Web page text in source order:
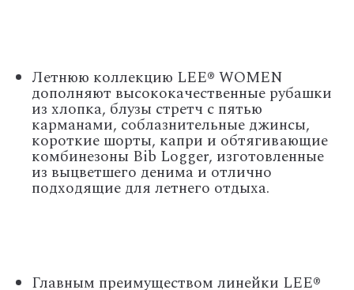
Летнюю коллекцию LEE® WOMEN
дополняют высококачественные рубашки
из хлопка, блузы стретч с пятью
карманами, соблазнительные джинсы,
короткие шорты, капри и обтягивающие
комбинезоны Bib Logger, изготовленные
из выцветшего денима и отлично
подходящие для летнего отдыха.
Главным преимуществом линейки LEE®